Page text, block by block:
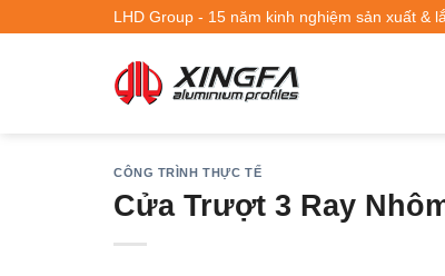
LHD Group - 15 năm kinh nghiệm sản xuất &
CÔNG TRÌNH THỰC TẾ
Cửa Trượt 3 Ray